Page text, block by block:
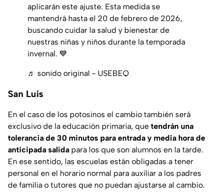
aplicarán este ajuste. Esta medida se
mantendrá hasta el 20 de febrero de 2026,
buscando cuidar la salud y bienestar de
nuestras niñas y niños durante la temporada
invernal. 💙
♬ sonido original - USEBEQ
San Luis
En el caso de los potosinos el cambio también será
exclusivo de la educación primaria, que tendrán una
tolerancia de 30 minutos para entrada y media hora de
anticipada salida para los que son alumnos en la tarde.
En ese sentido, las escuelas están obligadas a tener
personal en el horario normal para auxiliar a los padres
de familia o tutores que no puedan ajustarse al cambio.